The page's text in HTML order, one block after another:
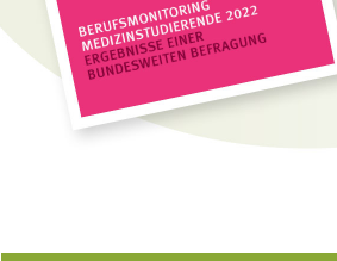
Geschlechtskrankheiten,
Transgender, Wechseljahre uvm.
„Urologie für alle“ lebt von regem
Austausch und vielen Impulsgebern.
Werden Sie Teil der Community und
folgen Sie uns.